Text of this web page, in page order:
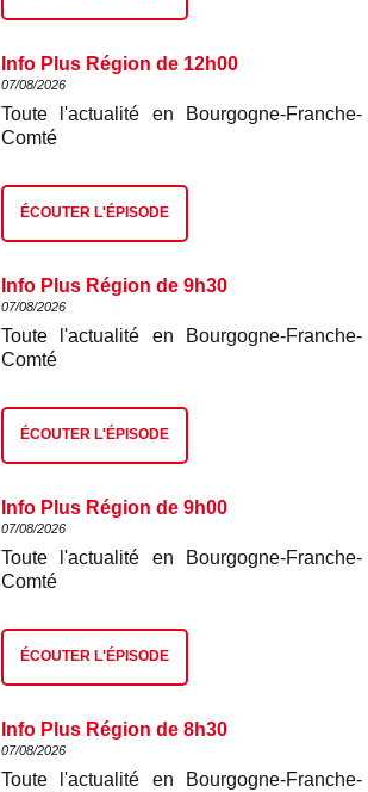
Info Plus Région de 12h00
07/08/2026
Toute l'actualité en Bourgogne-Franche-
Comté
ÉCOUTER L'ÉPISODE
Info Plus Région de 9h30
07/08/2026
Toute l'actualité en Bourgogne-Franche-
Comté
ÉCOUTER L'ÉPISODE
Info Plus Région de 9h00
07/08/2026
Toute l'actualité en Bourgogne-Franche-
Comté
ÉCOUTER L'ÉPISODE
Info Plus Région de 8h30
07/08/2026
Toute l'actualité en Bourgogne-Franche-